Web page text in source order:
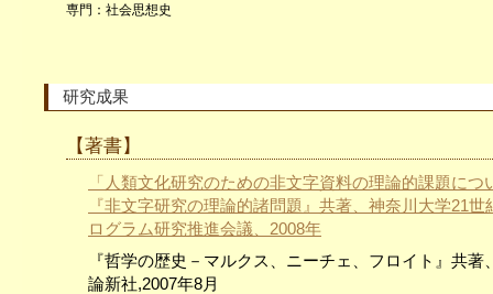
専門：社会思想史
研究成果
【著書】
「人類文化研究のための非文字資料の理論的課題につ
『非文字研究の理論的諸問題』共著、神奈川大学21世
ログラム研究推進会議、2008年
『哲学の歴史－マルクス、ニーチェ、フロイト』共著
論新社,2007年8月